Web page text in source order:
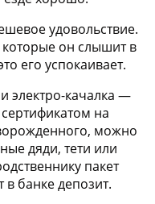
удовольствие.
которые он слышит в
его успокаивает.
электро-качалка —
на
можно
дяди, тети или
пакет
банке депозит.